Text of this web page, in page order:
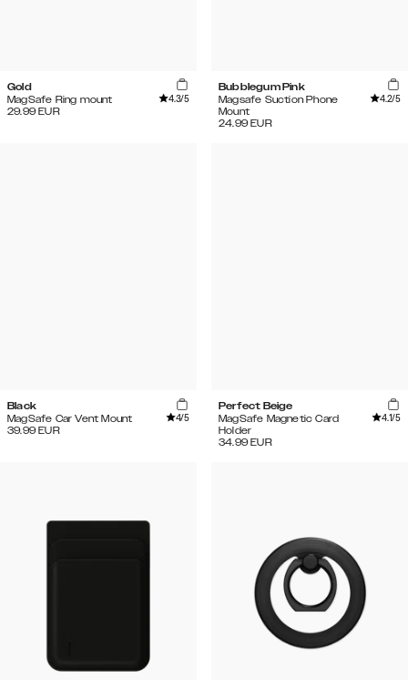
Gold
MagSafe Ring mount
4.3/5
29.99 EUR
Bubblegum Pink
Magsafe Suction Phone
Mount
4.2/5
24.99 EUR
Black
MagSafe Car Vent Mount
4/5
39.99 EUR
Perfect Beige
MagSafe Magnetic Card
Holder
4.1/5
34.99 EUR